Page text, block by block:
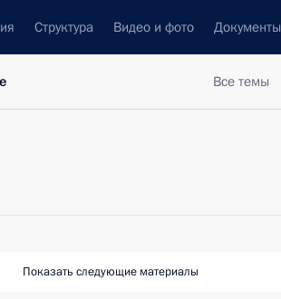
Структура Видео и фото Документы
Все темы
Показать следующие материалы